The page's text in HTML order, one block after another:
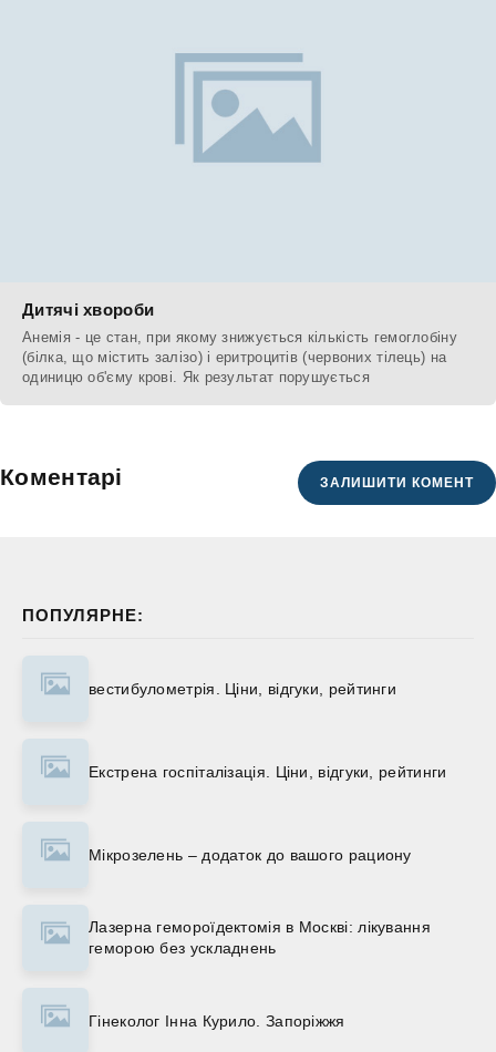
ПОПУЛЯРНЕ:
вестибулометрія. Ціни, відгуки, рейтинги
Екстрена госпіталізація. Ціни, відгуки, рейтинги
Мікрозелень – додаток до вашого рациону
Лазерна гемороїдектомія в Москві: лікування
геморою без ускладнень
Гінеколог Інна Курило. Запоріжжя
Дитячі хвороби
Анемія - це стан, при якому знижується кількість гемоглобіну
(білка, що містить залізо) і еритроцитів (червоних тілець) на
одиницю об'єму крові. Як результат порушується
Коментарі ЗАЛИШИТИ КОМЕНТ